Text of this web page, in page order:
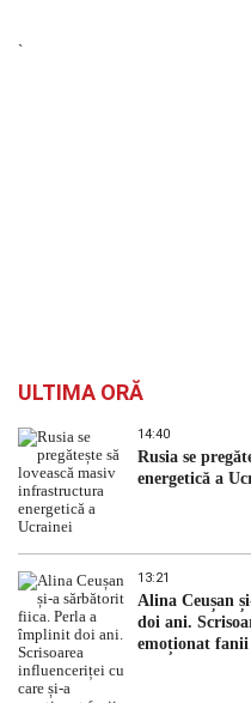
`
ULTIMA ORĂ
14:40
Rusia se
energetică a
13:21
Alina Ceușan
doi ani.
emoționat fanii